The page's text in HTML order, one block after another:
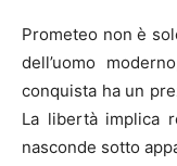
Prometeo non è
dell’uomo
conquista ha un
La libertà implica
nasconde sotto